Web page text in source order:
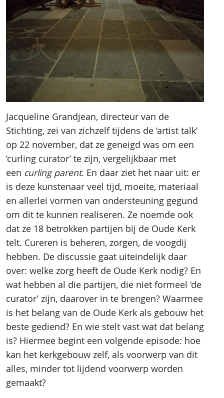
Jacqueline Grandjean, directeur van de
Stichting, zei van zichzelf tijdens de ‘artist talk’
op 22 november, dat ze geneigd was om een
‘curling curator’ te zijn, vergelijkbaar met
een curling parent. En daar ziet het naar uit: er
is deze kunstenaar veel tijd, moeite, materiaal
en allerlei vormen van ondersteuning gegund
om dit te kunnen realiseren. Ze noemde ook
dat ze 18 betrokken partijen bij de Oude Kerk
telt. Cureren is beheren, zorgen, de voogdij
hebben. De discussie gaat uiteindelijk daar
over: welke zorg heeft de Oude Kerk nodig? En
wat hebben al die partijen, die niet formeel ‘de
curator’ zijn, daarover in te brengen? Waarmee
is het belang van de Oude Kerk als gebouw het
beste gediend? En wie stelt vast wat dat belang
is? Hiermee begint een volgende episode: hoe
kan het kerkgebouw zelf, als voorwerp van dit
alles, minder tot lijdend voorwerp worden
gemaakt?